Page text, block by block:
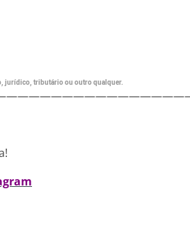
jurídico, tributário ou outro qualquer.